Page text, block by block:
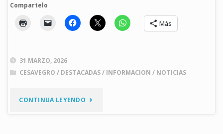
Compartelo
Más
31 MARZO, 2026
CESAVEGRO / DESTACADAS/ INFORMACION / NOTICIAS
CONTINUA LEYENDO "CONCLUYEN